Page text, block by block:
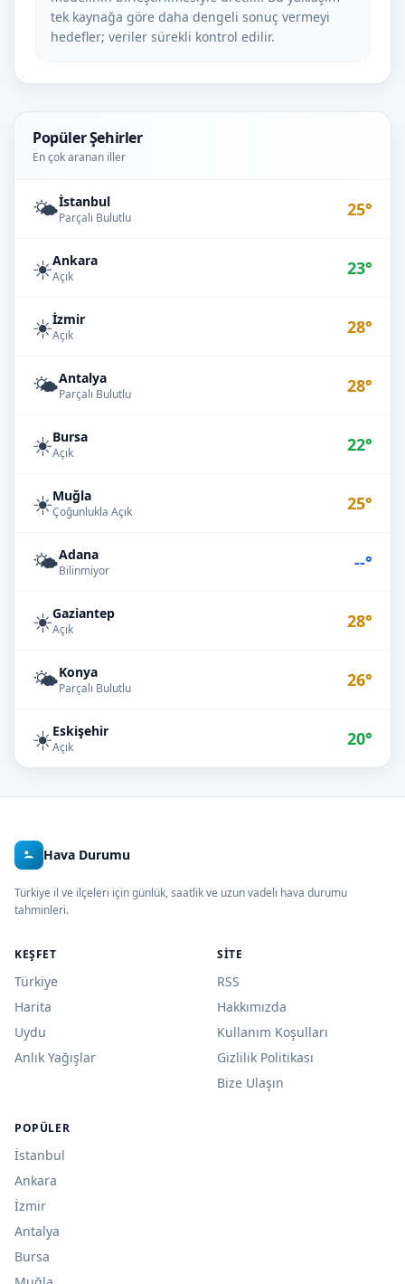
Popüler Şehirler
En çok aranan iller
🌤️İstanbul
Parçalı Bulutlu 25°
☀️Ankara
Açık 23°
☀️İzmir
Açık 28°
🌤️Antalya
Parçalı Bulutlu 28°
☀️Bursa
Açık 22°
☀️Muğla
Çoğunlukla Açık 25°
🌤️Adana
Bilinmiyor --°
☀️Gaziantep
Açık 28°
🌤️Konya
Parçalı Bulutlu 26°
☀️Eskişehir
Açık 20°
tek kaynağa göre daha dengeli sonuç vermeyi
hedefler; veriler sürekli kontrol edilir.
Hava Durumu
Türkiye il ve ilçeleri için günlük, saatlik ve uzun vadeli hava durumu
tahminleri.
KEŞFET
Türkiye
Harita
Uydu
Anlık Yağışlar
SITE
RSS
Hakkımızda
Kullanım Koşulları
Gizlilik Politikası
Bize Ulaşın
POPÜLER
İstanbul
Ankara
İzmir
Antalya
Bursa